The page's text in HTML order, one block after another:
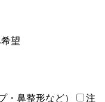
望
・鼻整形など）
注